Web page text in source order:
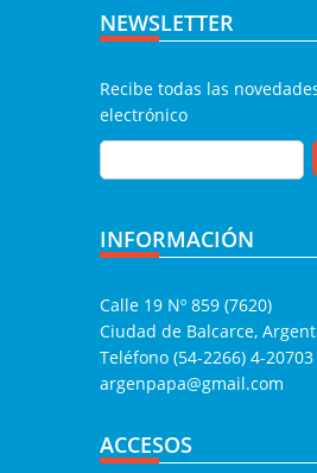
NEWSLETTER
Recibe todas las
electrónico
INFORMACIÓN
Calle 19 Nº 859 (7620)
Ciudad de Balcarce,
Teléfono (54-2266) 4-20703
argenpapa@gmail.com
ACCESOS